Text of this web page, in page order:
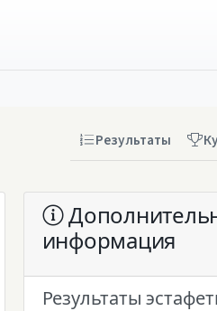
Результаты
информация
Результаты